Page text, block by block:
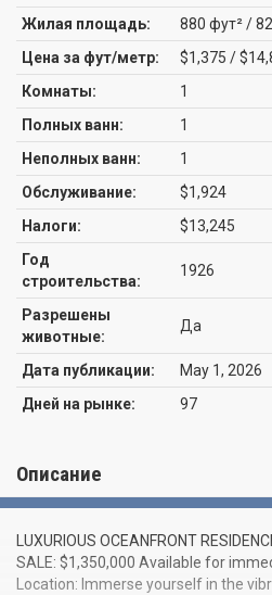
Жилая площадь:
880 фут² /
Цена за фут/метр:
$1,375 /
Комнаты:
1
Полных ванн:
1
Неполных ванн:
1
Обслуживание:
$1,924
Налоги:
$13,245
Год
строительства:
1926
Разрешены
животные:
Да
Дата публикации:
May 1, 2026
Дней на рынке:
97
Описание
LUXURIOUS OCEANFRONT
SALE: $1,350,000 Available for
Location: Immerse yourself in the